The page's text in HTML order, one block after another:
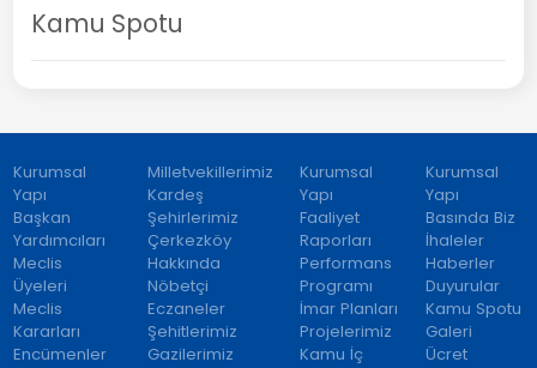
Kamu Spotu
Kurumsal
Yapı
Başkan
Yardımcıları
Meclis
Üyeleri
Meclis
Kararları
Encümenler
Milletvekillerimiz
Kardeş
Şehirlerimiz
Çerkezköy
Hakkında
Nöbetçi
Eczaneler
Şehitlerimiz
Gazilerimiz
Kurumsal
Yapı
Faaliyet
Raporları
Performans
Programı
İmar Planları
Projelerimiz
Kamu İç
Kurumsal
Yapı
Basında Biz
İhaleler
Haberler
Duyurular
Kamu Spotu
Galeri
Ücret